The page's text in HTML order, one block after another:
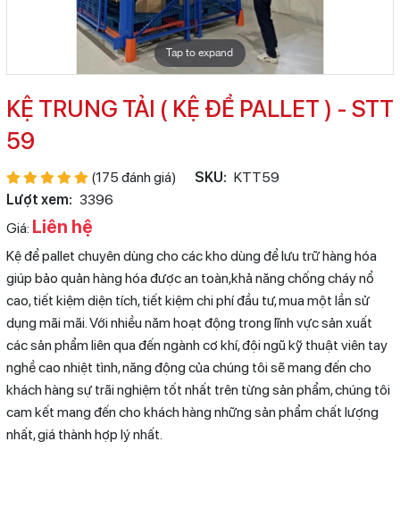
Tap to expand
KỆ TRUNG TẢI ( KỆ ĐỂ PALLET ) - STT
59
(175 đánh giá) SKU: KTT59
Lượt xem: 3396
Giá: Liên hệ
Kệ để pallet chuyên dùng cho các kho dùng để lưu trữ hàng hóa
giúp bảo quản hàng hóa được an toàn,khả năng chống cháy nổ
cao, tiết kiệm diện tích, tiết kiệm chi phí đầu tư, mua một lần sử
dụng mãi mãi. Với nhiều năm hoạt động trong lĩnh vực sản xuất
các sản phẩm liên qua đến ngành cơ khí, đội ngũ kỹ thuật viên tay
nghề cao nhiệt tình, năng động của chúng tôi sẽ mang đến cho
khách hàng sự trãi nghiệm tốt nhất trên từng sản phẩm, chúng tôi
cam kết mang đến cho khách hàng những sản phẩm chất lượng
nhất, giá thành hợp lý nhất.